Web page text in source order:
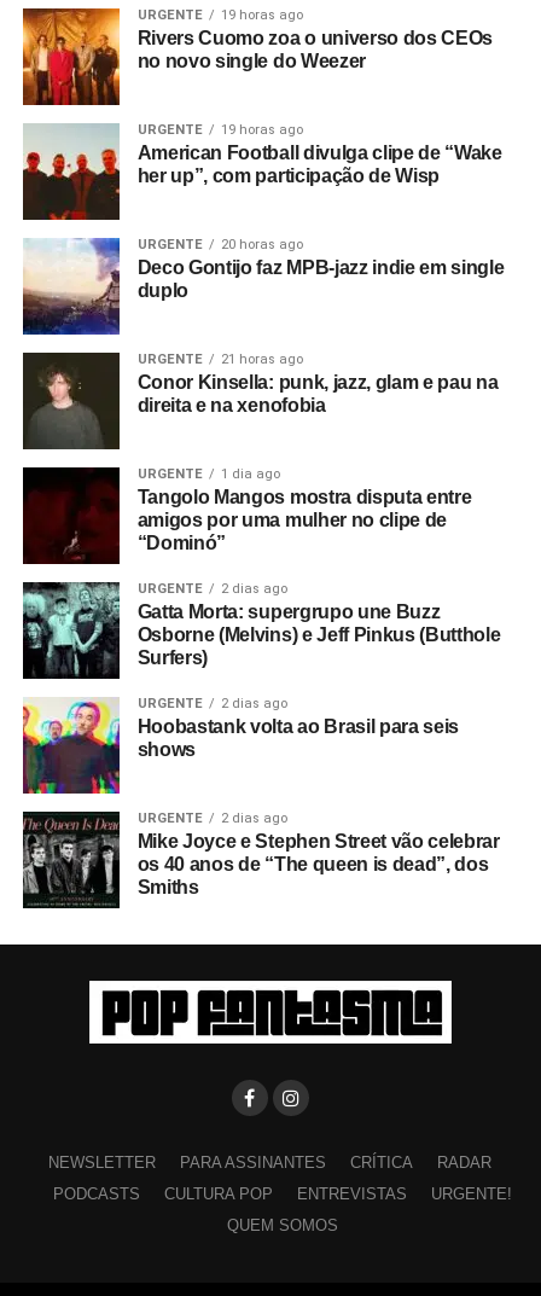
URGENTE 19 horas ago
Rivers Cuomo zoa o universo dos CEOs
no novo single do Weezer
URGENTE 19 horas ago
American Football divulga clipe de “Wake
her up”, com participação de Wisp
URGENTE 20 horas ago
Deco Gontijo faz MPB-jazz indie em single
duplo
URGENTE 21 horas ago
Conor Kinsella: punk, jazz, glam e pau na
direita e na xenofobia
URGENTE 1 dia ago
Tangolo Mangos mostra disputa entre
amigos por uma mulher no clipe de
“Dominó”
URGENTE 2 dias ago
Gatta Morta: supergrupo une Buzz
Osborne (Melvins) e Jeff Pinkus (Butthole
Surfers)
URGENTE 2 dias ago
Hoobastank volta ao Brasil para seis
shows
URGENTE 2 dias ago
Mike Joyce e Stephen Street vão celebrar
os 40 anos de “The queen is dead”, dos
Smiths
NEWSLETTER PARA ASSINANTES CRÍTICA
RADAR
PODCASTS
CULTURA POP ENTREVISTAS
URGENTE!
QUEM SOMOS